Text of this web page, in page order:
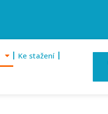
Ke stažení